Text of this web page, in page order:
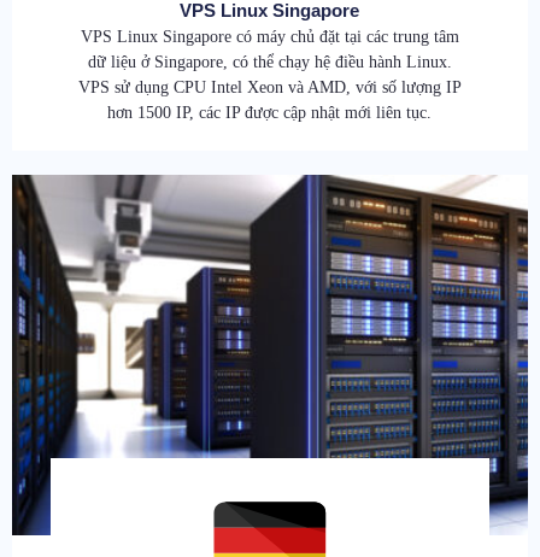
VPS Linux Singapore
VPS Linux Singapore có máy chủ đặt tại các trung tâm
dữ liệu ở Singapore, có thể chạy hệ điều hành Linux.
VPS sử dụng CPU Intel Xeon và AMD, với số lượng IP
hơn 1500 IP, các IP được cập nhật mới liên tục.